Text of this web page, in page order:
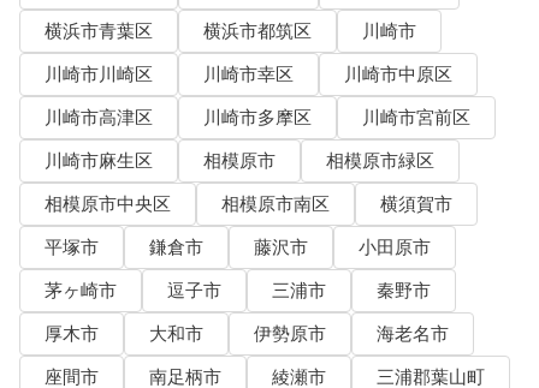
横浜市青葉区
横浜市都筑区
川崎市
川崎市川崎区
川崎市幸区
川崎市中原区
川崎市高津区
川崎市多摩区
川崎市宮前区
川崎市麻生区
相模原市
相模原市緑区
相模原市中央区
相模原市南区
横須賀市
平塚市
鎌倉市 藤沢市
小田原市
茅ヶ崎市
逗子市 三浦市
秦野市
厚木市
大和市 伊勢原市
海老名市
座間市
南足柄市 綾瀬市
三浦郡葉山町